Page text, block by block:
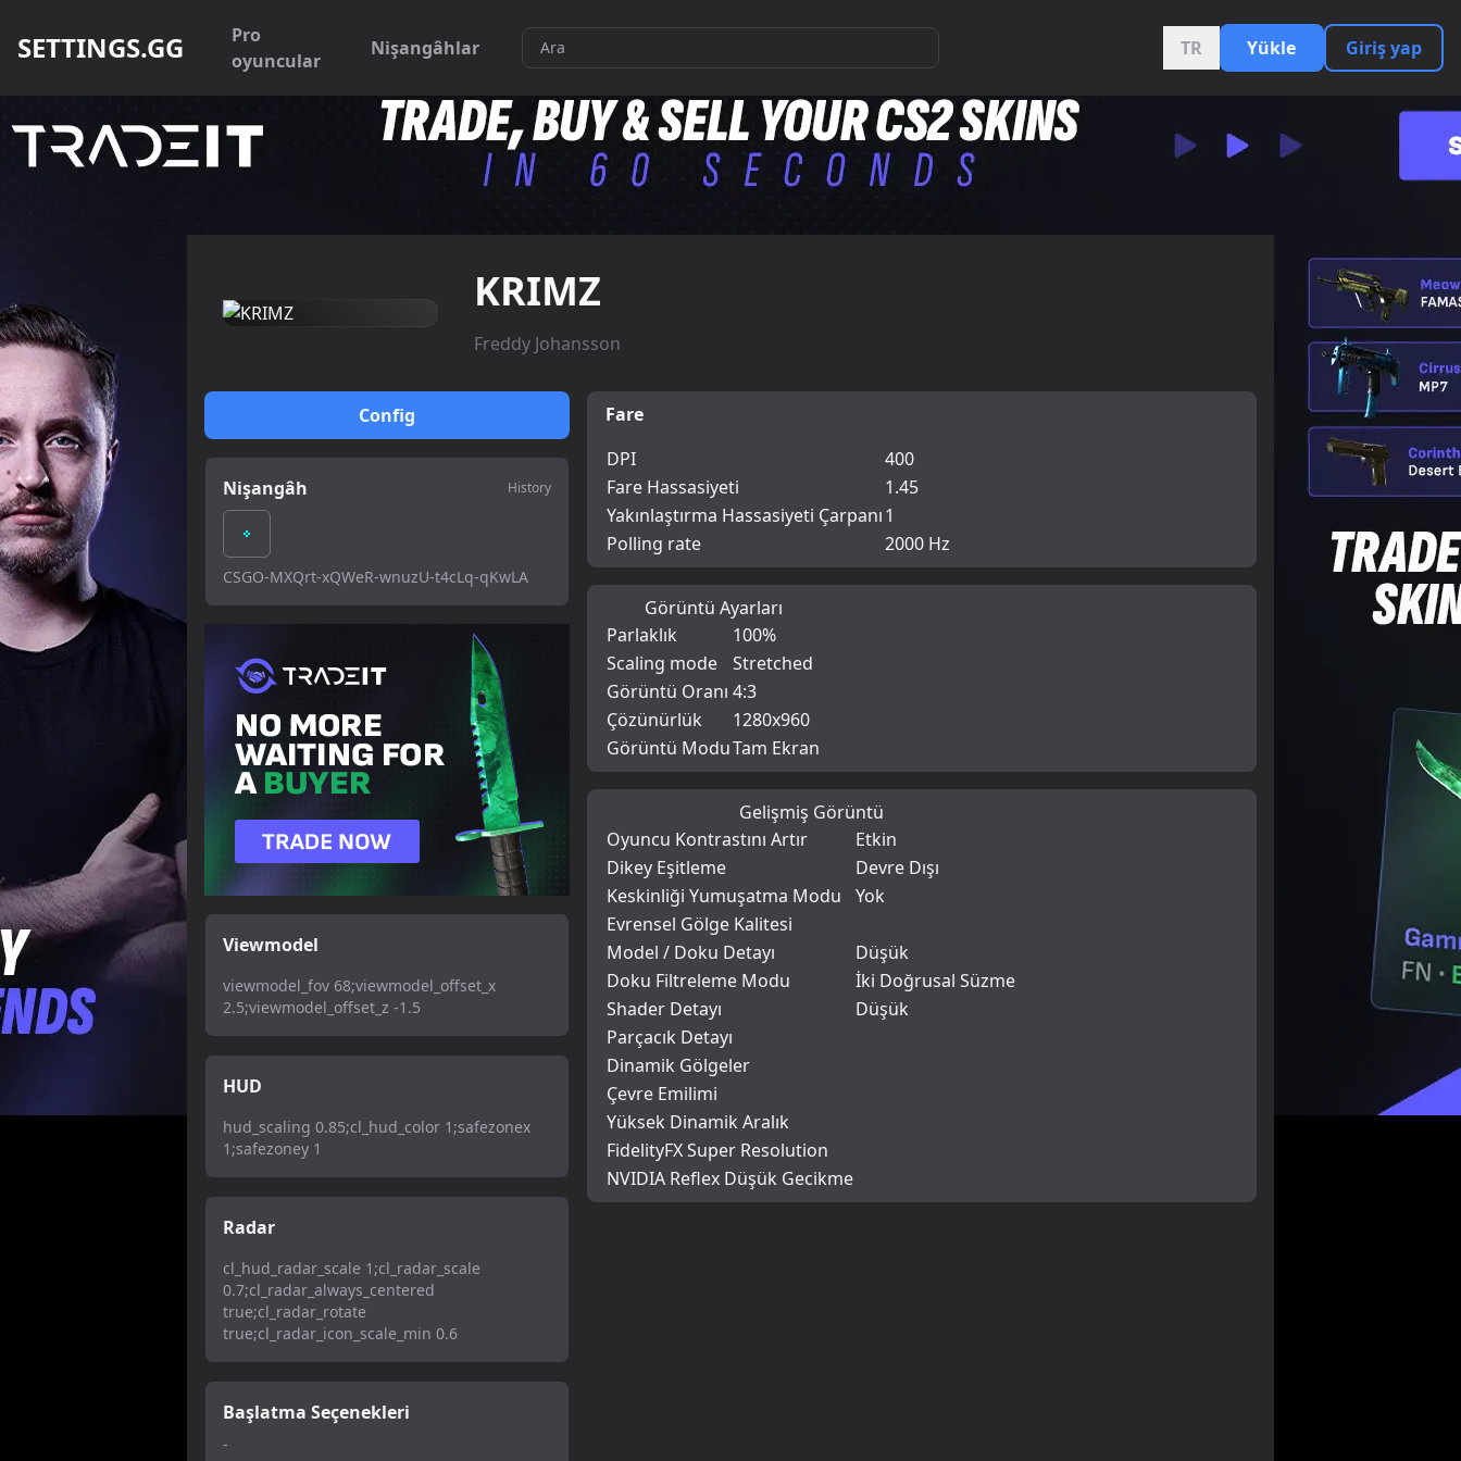
SETTINGS.GG
Pro
oyuncular
Nişangâhlar TR Yükle Giriş yap
KRIMZ
Freddy Johansson
Config
Nişangâh History
CSGO-MXQrt-xQWeR-wnuzU-t4cLq-qKwLA
Viewmodel
viewmodel_fov 68;viewmodel_offset_x
2.5;viewmodel_offset_z -1.5
HUD
hud_scaling 0.85;cl_hud_color 1;safezonex
1;safezoney 1
Radar
cl_hud_radar_scale 1;cl_radar_scale
0.7;cl_radar_always_centered
true;cl_radar_rotate
true;cl_radar_icon_scale_min 0.6
Başlatma Seçenekleri
-
Fare
DPI
400
Fare Hassasiyeti
1.45
Yakınlaştırma Hassasiyeti Çarpanı1
Polling rate
2000 Hz
Görüntü Ayarları
Parlaklık
100%
Scaling mode
Stretched
Görüntü Oranı 4:3
Çözünürlük
1280x960
Görüntü ModuTam Ekran
Gelişmiş Görüntü
Oyuncu Kontrastını Artır
Etkin
Dikey Eşitleme
Devre Dışı
Keskinliği Yumuşatma Modu
Yok
Evrensel Gölge Kalitesi
Model / Doku Detayı
Düşük
Doku Filtreleme Modu
İki Doğrusal Süzme
Shader Detayı
Düşük
Parçacık Detayı
Dinamik Gölgeler
Çevre Emilimi
Yüksek Dinamik Aralık
FidelityFX Super Resolution
NVIDIA Reflex Düşük Gecikme